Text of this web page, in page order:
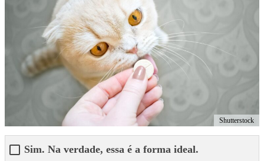
Shutterstock
Sim. Na verdade, essa é a forma ideal.